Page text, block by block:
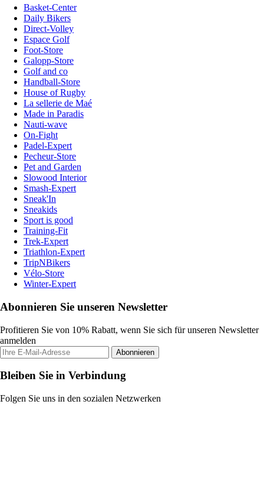
Basket-Center
Daily Bikers
Direct-Volley
Espace Golf
Foot-Store
Galopp-Store
Golf and co
Handball-Store
House of Rugby
La sellerie de Maé
Made in Paradis
Nauti-wave
On-Fight
Padel-Expert
Pecheur-Store
Pet and Garden
Slowood Interior
Smash-Expert
Sneak'In
Sneakids
Sport is good
Training-Fit
Trek-Expert
Triathlon-Expert
TripNBikers
Vélo-Store
Winter-Expert
Abonnieren Sie unseren Newsletter
Profitieren Sie von 10% Rabatt, wenn Sie sich für unseren Newsletter
anmelden
Abonnieren
Bleiben Sie in Verbindung
Folgen Sie uns in den sozialen Netzwerken